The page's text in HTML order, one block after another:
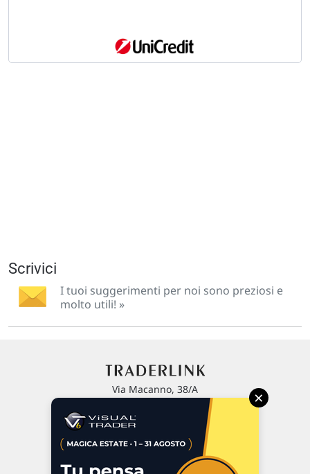
Scrivici
I tuoi suggerimenti per noi sono preziosi e
molto utili! »
Via Macanno, 38/A
P.IVA 02 452 460 401
×